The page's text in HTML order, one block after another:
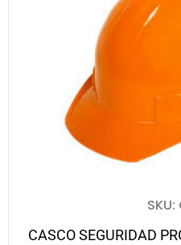
CASCO SEGURIDAD